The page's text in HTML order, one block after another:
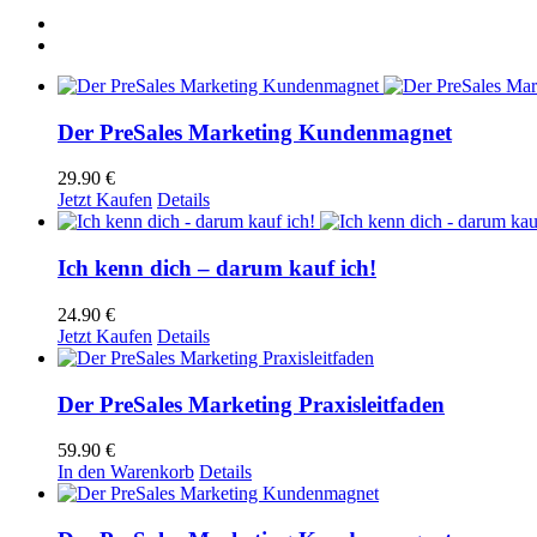
Der PreSales Marketing Kundenmagnet
29.90 €
Jetzt Kaufen Details
Ich kenn dich – darum kauf ich!
24.90 €
Jetzt Kaufen Details
Der PreSales Marketing Praxisleitfaden
59.90 €
In den Warenkorb Details